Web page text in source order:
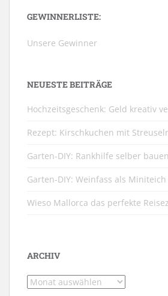
GEWINNERLISTE:
Unsere Gewinner
NEUESTE BEITRÄGE
Hochzeitsgeschenk: Geld kreativ
Rezept: Kirschkuchen mit
Garten-DIY: Rankhilfe selber bauen
Garten-DIY: Weinfass als
Wieso Mallorca das perfekte
ARCHIV
Archiv